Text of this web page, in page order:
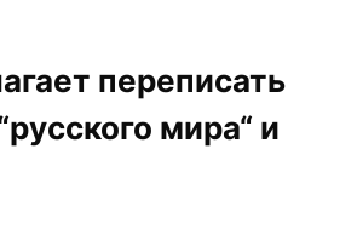
переписать
мира“ и